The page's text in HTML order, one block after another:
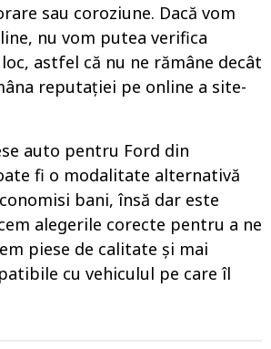
sau coroziune. Dacă vom
nu vom putea verifica
astfel că nu ne rămâne decât
reputației pe online a site-
auto pentru Ford din
fi o modalitate alternativă
bani, însă dar este
alegerile corecte pentru a ne
piese de calitate și mai
cu vehiculul pe care îl